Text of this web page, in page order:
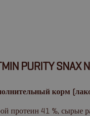
PURITY SNAX
корм
протеин 41 %, сырые